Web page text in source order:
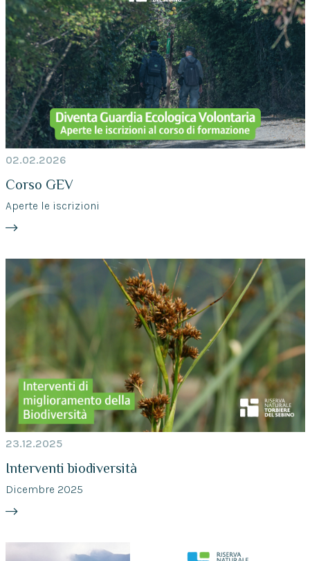
02.02.2026
Corso GEV
Aperte le iscrizioni
23.12.2025
Interventi biodiversità
Dicembre 2025